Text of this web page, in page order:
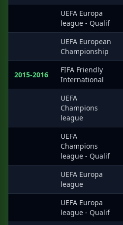
UEFA Europa
league - Qualif
UEFA European
Championship
2015-2016
FIFA Friendly
International
UEFA
Champions
league
UEFA
Champions
league - Qualif
UEFA Europa
league
UEFA Europa
league - Qualif